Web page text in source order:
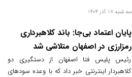
شد.
سه شنبه 18 آذر 1404
پایان اعتماد بی‌جا: باند کلاهبرداری
رمزارزی در اصفهان متلاشی شد
رئیس پلیس فتا اصفهان از دستگیری دو
کلاهبردار اینترنتی خبر داد که با وعده سودهای